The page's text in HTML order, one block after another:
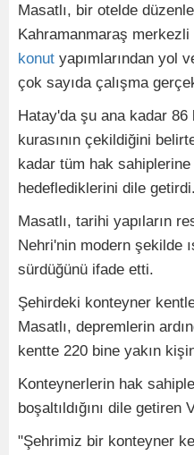
Masatlı, bir otelde
Kahramanmaraş merkezli
konut yapımlarından yol
çok sayıda çalışma
Hatay'da şu ana kadar 86
kurasının çekildiğini
kadar tüm hak
hedeflediklerini dile getirdi.
Masatlı, tarihi yapıların
Nehri'nin modern şekilde
sürdüğünü ifade etti.
Şehirdeki konteyner
Masatlı, depremlerin
kentte 220 bine yakın
Konteynerlerin hak
boşaltıldığını dile
"Şehrimiz bir konteyner